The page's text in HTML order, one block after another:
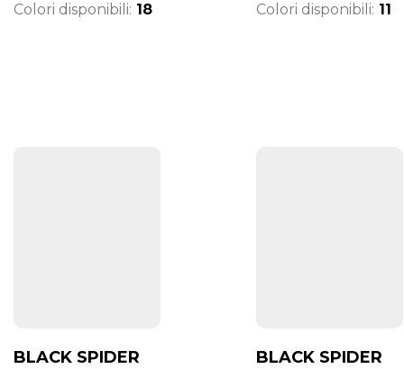
Colori disponibili: 18 Colori disponibili: 11
BLACK SPIDER BLACK SPIDER